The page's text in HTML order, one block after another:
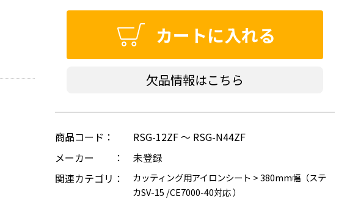
カートに入れる
欠品情報はこちら
商品コード：
RSG-12ZF ～ RSG-N44ZF
メーカー ：
未登録
関連カテゴリ：
カッティング用アイロンシート >380mm幅（ステ
カSV-15 /CE7000-40対応 ）